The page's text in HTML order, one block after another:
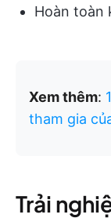
Hoàn toàn
Xem thêm:
tham gia
Trải